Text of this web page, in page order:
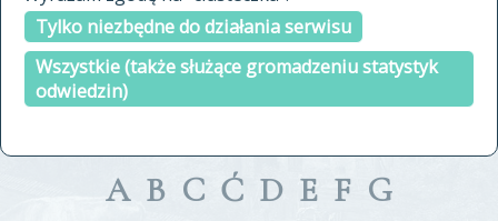
Tylko niezbędne do działania serwisu
Wszystkie (także służące gromadzeniu statystyk
odwiedzin)
a fronte
a tergo
A B C Ć D E F G